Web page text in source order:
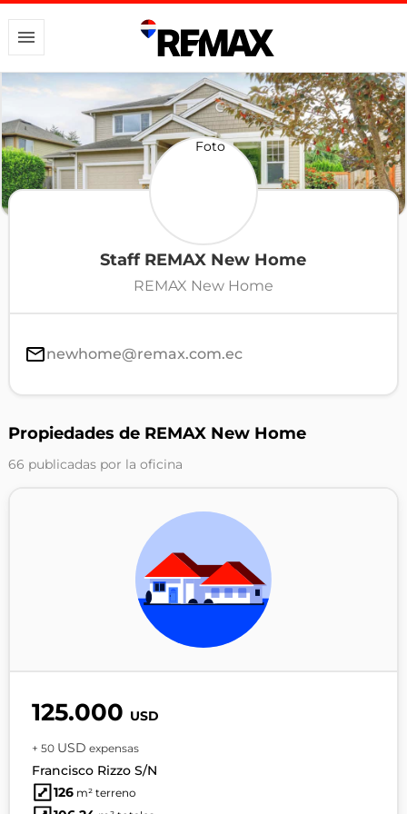
Staff REMAX New Home
REMAX New Home
newhome@remax.com.ec
Propiedades de REMAX New Home
66 publicadas por la oficina
125.000 USD
+ 50 USD expensas
Francisco Rizzo S/N
126m² terreno